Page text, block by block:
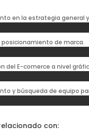
en la estrategia general
posicionamiento de marca.
del E-comerce a nivel
y búsqueda de equipo
con: